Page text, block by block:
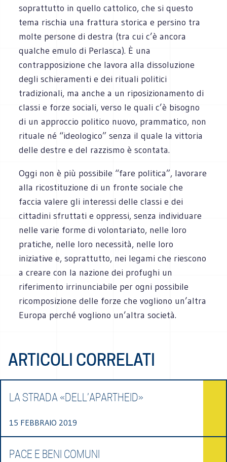
soprattutto in quello cattolico, che si questo
tema rischia una frattura storica e persino tra
molte persone di destra (tra cui c’è ancora
qualche emulo di Perlasca). È una
contrapposizione che lavora alla dissoluzione
degli schieramenti e dei rituali politici
tradizionali, ma anche a un riposizionamento di
classi e forze sociali, verso le quali c’è bisogno
di un approccio politico nuovo, prammatico, non
rituale né “ideologico” senza il quale la vittoria
delle destre e del razzismo è scontata.
Oggi non è più possibile “fare politica”, lavorare
alla ricostituzione di un fronte sociale che
faccia valere gli interessi delle classi e dei
cittadini sfruttati e oppressi, senza individuare
nelle varie forme di volontariato, nelle loro
pratiche, nelle loro necessità, nelle loro
iniziative e, soprattutto, nei legami che riescono
a creare con la nazione dei profughi un
riferimento irrinunciabile per ogni possibile
ricomposizione delle forze che vogliono un’altra
Europa perché vogliono un’altra società.
ARTICOLI CORRELATI
LA STRADA «DELL’APARTHEID»
15 FEBBRAIO 2019
PACE E BENI COMUNI